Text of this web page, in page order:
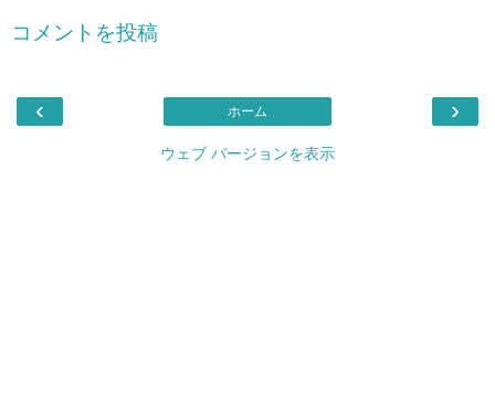
コメントを投稿
‹ ›
ホーム
ウェブ バージョンを表示